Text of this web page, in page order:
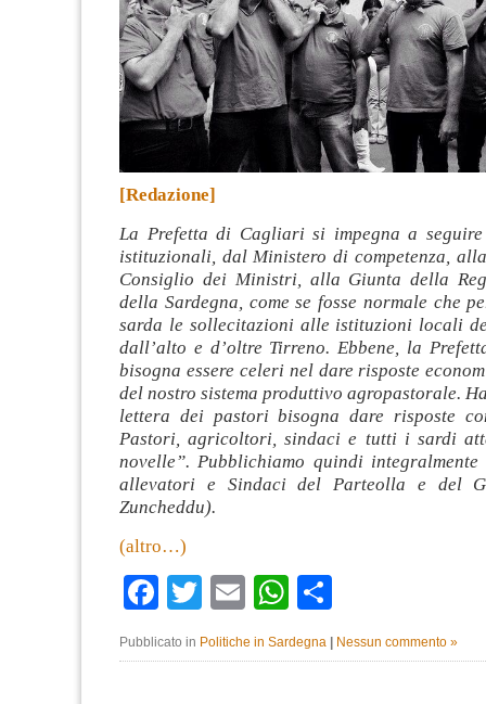
[Redazione]
La Prefetta di Cagliari si impegna a
istituzionali, dal Ministero di competenza,
Consiglio dei Ministri, alla Giunta della
della Sardegna, come se fosse normale che
sarda le sollecitazioni alle istituzioni locali
dall’alto e d’oltre Tirreno. Ebbene, la
bisogna essere celeri nel dare risposte
del nostro sistema produttivo agropastorale.
lettera dei pastori bisogna dare risposte
Pastori, agricoltori, sindaci e tutti i sardi
novelle”. Pubblichiamo quindi
allevatori e Sindaci del Parteolla e del
Zuncheddu).
(altro…)
Facebook
TwitterEmailWhatsApp
Pubblicato in Politiche in Sardegna Nessun commento »